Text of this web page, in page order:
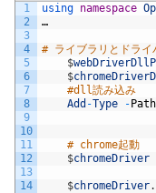
1
2
3
4
5
6
7
8
9
10
11
12
13
14
using namespace
…
# ライブラリとドライ
$
$
#dll読み込み
Add -Type -Path
# chrome起動
$chromeDriver
$chromeDriver.